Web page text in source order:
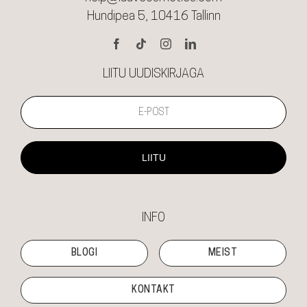
Hundipea 5, 10416 Tallinn
LIITU UUDISKIRJAGA
LIITU
INFO
BLOGI MEIST
KONTAKT